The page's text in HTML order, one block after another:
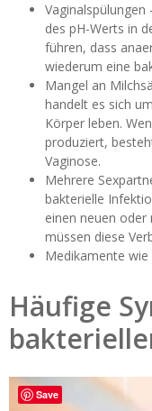
des pH-Werts in
führen, dass
wiederum eine
Mangel an
handelt es sich
Körper leben.
produziert,
Vaginose.
Mehrere
bakterielle
einen neuen oder
müssen diese
Medikamente
Häufige
Save